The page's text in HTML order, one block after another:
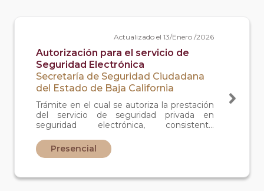
Actualizado el 13/Enero /2026
Autorización para el servicio de
Seguridad Electrónica
Secretaría de Seguridad Ciudadana
del Estado de Baja California
Trámite en el cual se autoriza la prestación
del servicio de seguridad privada en
seguridad electrónica, consistente
cámaras de seguridad en domicilios y
negocios
Presencial